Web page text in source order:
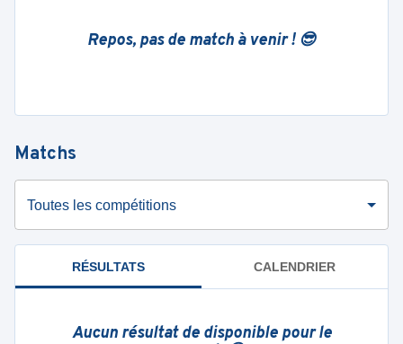
Repos, pas de match à venir ! 😎
Matchs
Toutes les compétitions
RÉSULTATS CALENDRIER
Aucun résultat de disponible pour le